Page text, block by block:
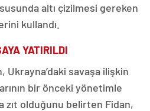
altı çizilmesi gereken
kullandı.
YATIRILDI
Ukrayna’daki savaşa ilişkin
bir önceki yönetimle
zıt olduğunu belirten Fidan,